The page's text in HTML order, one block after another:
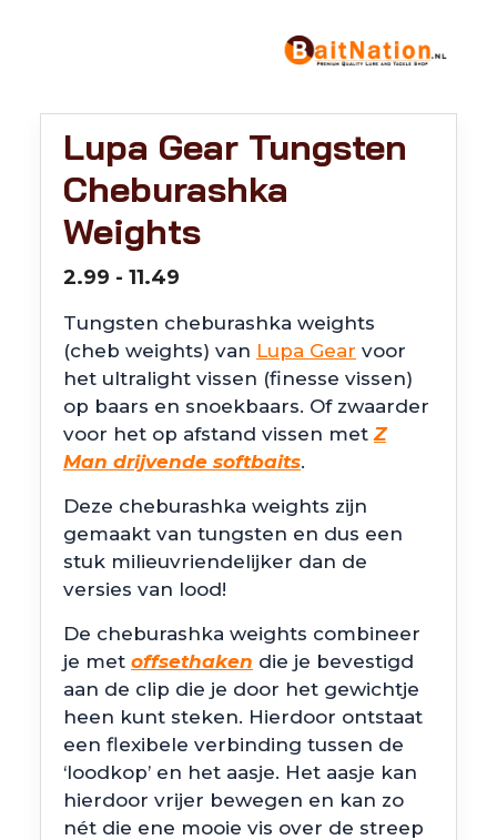
Lupa Gear Tungsten
Cheburashka
Weights
2.99 - 11.49
tot
€11.49
Tungsten cheburashka weights
(cheb weights) van Lupa Gear voor
het ultralight vissen (finesse vissen)
op baars en snoekbaars. Of zwaarder
voor het op afstand vissen metZ
Man drijvende softbaits.
Deze cheburashka weights zijn
gemaakt van tungsten en dus een
stuk milieuvriendelijker dan de
versies van lood!
De cheburashka weights combineer
je met offsethaken die je bevestigd
aan de clip die je door het gewichtje
heen kunt steken. Hierdoor ontstaat
een flexibele verbinding tussen de
‘loodkop’ en het aasje. Het aasje kan
hierdoor vrijer bewegen en kan zo
nét die ene mooie vis over de streep